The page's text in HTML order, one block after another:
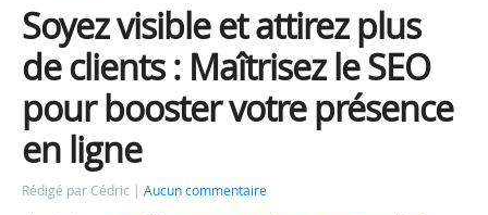
Soyez visible et attirez plus
de clients : Maîtrisez le SEO
pour booster votre présence
en ligne
Rédigé par Cédric Aucun commentaire